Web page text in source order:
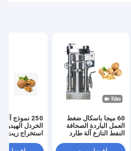
60 ميجا باسكال ضغط
العمل الباردة الصحافة
النفط النازع آلة طارد
250 نموذج
الخردل
استخراج زيت